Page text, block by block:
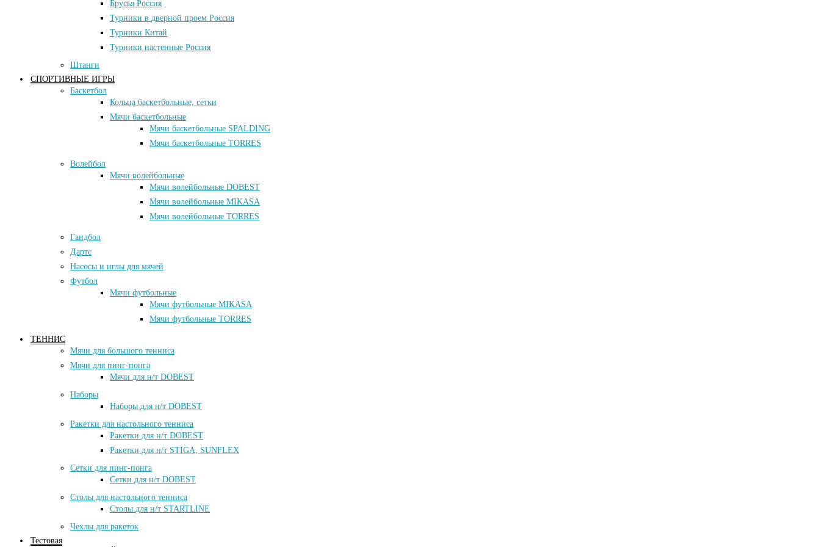
Брусья Россия
Турники в дверной проем Россия
Турники Китай
Турники настенные Россия
Штанги
СПОРТИВНЫЕ ИГРЫ
Баскетбол
Кольца баскетбольные, сетки
Мячи баскетбольные
Мячи баскетбольные SPALDING
Мячи баскетбольные TORRES
Волейбол
Мячи волейбольные
Мячи волейбольные DOBEST
Мячи волейбольные MIKASA
Мячи волейбольные TORRES
Гандбол
Дартс
Насосы и иглы для мячей
Футбол
Мячи футбольные
Мячи футбольные MIKASA
Мячи футбольные TORRES
ТЕННИС
Мячи для большого тенниса
Мячи для пинг-понга
Мячи для н/т DOBEST
Наборы
Наборы для н/т DOBEST
Ракетки для настольного тенниса
Ракетки для н/т DOBEST
Ракетки для н/т STIGA, SUNFLEX
Сетки для пинг-понга
Сетки для н/т DOBEST
Столы для настольного тенниса
Столы для н/т STARTLINE
Чехлы для ракеток
Тестовая